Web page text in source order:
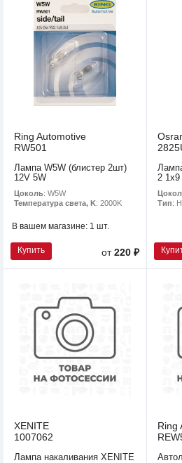
Ring Automotive
RW501
Лампа W5W (блистер 2шт)
12V 5W
Цоколь: W5W
Температура света, K: 2000K
В вашем магазине: 1 шт.
Купить от220 ₽
2 1x9
Тип:
XENITE
1007062
Лампа накаливания XENITE
Ring